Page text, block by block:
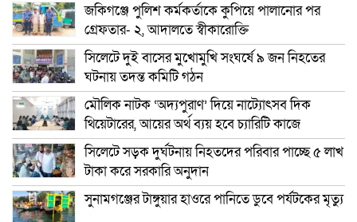
জকিগঞ্জে পুলিশ কর্মকর্তাকে কুপিয়ে পালানোর পর
গ্রেফতার- ২, আদালতে স্বীকারোক্তি
সিলেটে দুই বাসের মুখোমুখি সংঘর্ষে ৯ জন নিহতের
ঘটনায় তদন্ত কমিটি গঠন
মৌলিক নাটক ‘অদ্যপুরাণ’ দিয়ে নাট্যোৎসব দিক
থিয়েটারের, আয়ের অর্থ ব্যয় হবে চ্যারিটি কাজে
সিলেটে সড়ক দুর্ঘটনায় নিহতদের পরিবার পাচ্ছে ৫ লাখ
টাকা করে সরকারি অনুদান
সুনামগঞ্জের টাঙ্গুয়ার হাওরে পানিতে ডুবে পর্যটকের মৃত্যু